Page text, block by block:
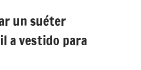
un suéter
a vestido para